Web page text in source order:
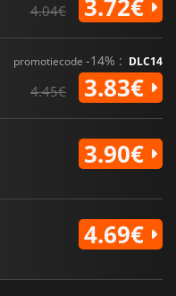
4.04€ 3.72€
promotiecode -14% : DLC14
4.45€ 3.83€
3.90€
4.69€